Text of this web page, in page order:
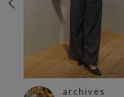
archives